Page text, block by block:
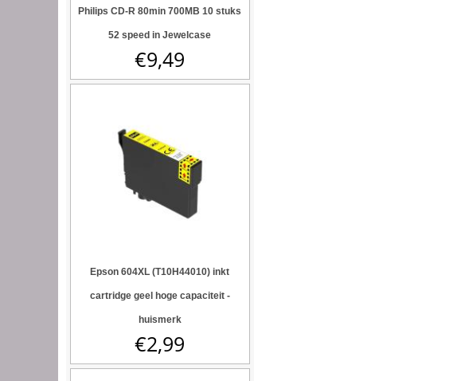
Philips CD-R 80min 700MB 10 stuks
52 speed in Jewelcase
€9,49
Epson 604XL (T10H44010) inkt
cartridge geel hoge capaciteit -
huismerk
€2,99